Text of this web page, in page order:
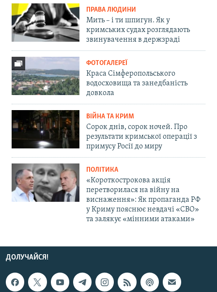
ПРАВА ЛЮДИНИ
Мить – і ти шпигун. Як у
кримських судах розглядають
звинувачення в держзраді
ФОТОГАЛЕРЕЇ
Краса Сімферопольського
водосховища та занедбаність
довкола
ВІЙНА ТА КРИМ
Сорок днів, сорок ночей. Про
результати кримської операції з
примусу Росії до миру
ПОЛІТИКА
«Короткострокова акція
перетворилася на війну на
виснаження»: Як пропаганда РФ
у Криму пояснює невдачі «СВО»
та залякує «мінними атаками»
ДОЛУЧАЙСЯ!